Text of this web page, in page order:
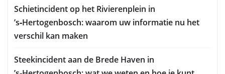
Schietincident op het Rivierenplein in
’s‑Hertogenbosch: waarom uw informatie nu het
verschil kan maken
Steekincident aan de Brede Haven in